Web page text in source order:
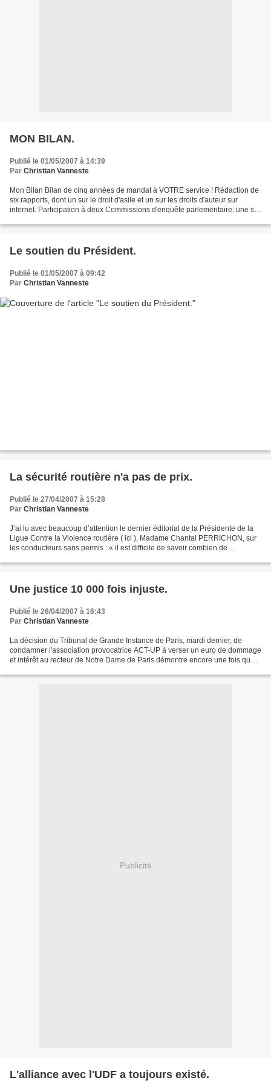
MON BILAN.
Publié le 01/05/2007 à 14:39
Par Christian Vanneste
Mon Bilan Bilan de cinq années de mandat à VOTRE service ! Rédaction de
six rapports, dont un sur le droit d'asile et un sur les droits d'auteur sur
internet. Participation à deux Commissions d'enquête parlementaire: une sur
Le soutien du Président.
Publié le 01/05/2007 à 09:42
Par Christian Vanneste
La sécurité routière n'a pas de prix.
Publié le 27/04/2007 à 15:28
Par Christian Vanneste
J’ai lu avec beaucoup d’attention le dernier éditorial de la Présidente de la
Ligue Contre la Violence routière ( ici ), Madame Chantal PERRICHON, sur
les conducteurs sans permis : « il est difficile de savoir combien de
Une justice 10 000 fois injuste.
Publié le 26/04/2007 à 16:43
Par Christian Vanneste
La décision du Tribunal de Grande Instance de Paris, mardi dernier, de
condamner l'association provocatrice ACT-UP à verser un euro de dommage
et intérêt au recteur de Notre Dame de Paris démontre encore une fois que
Publicité
L'alliance avec l'UDF a toujours existé.